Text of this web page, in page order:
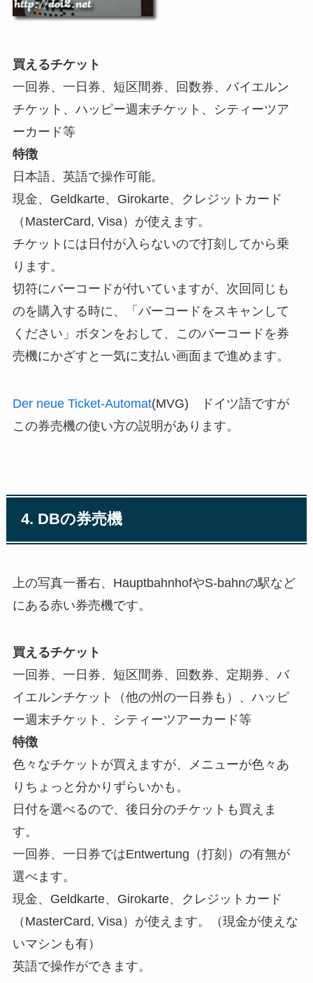
買えるチケット
一回券、一日券、短区間券、回数券、バイエルン
チケット、ハッピー週末チケット、シティーツア
ーカード等
特徴
日本語、英語で操作可能。
現金、Geldkarte、Girokarte、クレジットカード
（MasterCard, Visa）が使えます。
チケットには日付が入らないので打刻してから乗
ります。
切符にバーコードが付いていますが、次回同じも
のを購入する時に、「バーコードをスキャンして
ください」ボタンをおして、このバーコードを券
売機にかざすと一気に支払い画面まで進めます。
Der neue Ticket-Automat(MVG) ドイツ語ですが
この券売機の使い方の説明があります。
4. DBの券売機
上の写真一番右、HauptbahnhofやS-bahnの駅など
にある赤い券売機です。
買えるチケット
一回券、一日券、短区間券、回数券、定期券、バ
イエルンチケット（他の州の一日券も）、ハッピ
ー週末チケット、シティーツアーカード等
特徴
色々なチケットが買えますが、メニューが色々あ
りちょっと分かりずらいかも。
日付を選べるので、後日分のチケットも買えま
す。
一回券、一日券ではEntwertung（打刻）の有無が
選べます。
現金、Geldkarte、Girokarte、クレジットカード
（MasterCard, Visa）が使えます。（現金が使えな
いマシンも有）
英語で操作ができます。